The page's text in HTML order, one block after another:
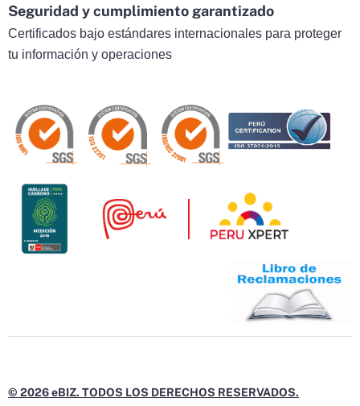
Seguridad y cumplimiento garantizado
Certificados bajo estándares internacionales para proteger
tu información y operaciones
© 2026 eBIZ. TODOS LOS DERECHOS RESERVADOS.